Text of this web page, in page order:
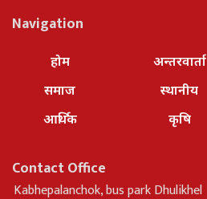
Navigation
होम
समाज
आर्थिक
अन्तरवार्ता
स्थानीय
कृषि
Contact Office
Kabhepalanchok, bus park Dhulikhel